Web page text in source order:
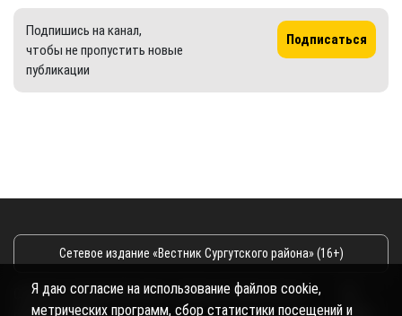
Подпишись на канал,
чтобы не пропустить новые
публикации
Подписаться
Сетевое издание «Вестник Сургутского района» (16+)
Сетевое издание Вестник - Новости Сургутского
Я даю согласие на использование файлов cookie,
метрических программ, сбор статистики посещений и